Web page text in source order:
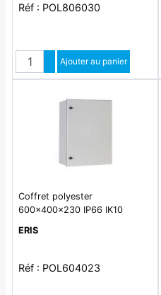
Réf : POL806030
QuantitéAugmenter quantité
Diminuer quantité
Ajouter au panier
Coffret polyester
600x400x230 IP66 IK10
ERIS
Réf : POL604023